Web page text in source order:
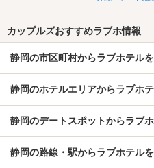
カップルズおすすめラブホ情報
静岡の市区町村からラブホテル
静岡のホテルエリアからラブホ
静岡のデートスポットからラブ
静岡の路線・駅からラブホテル